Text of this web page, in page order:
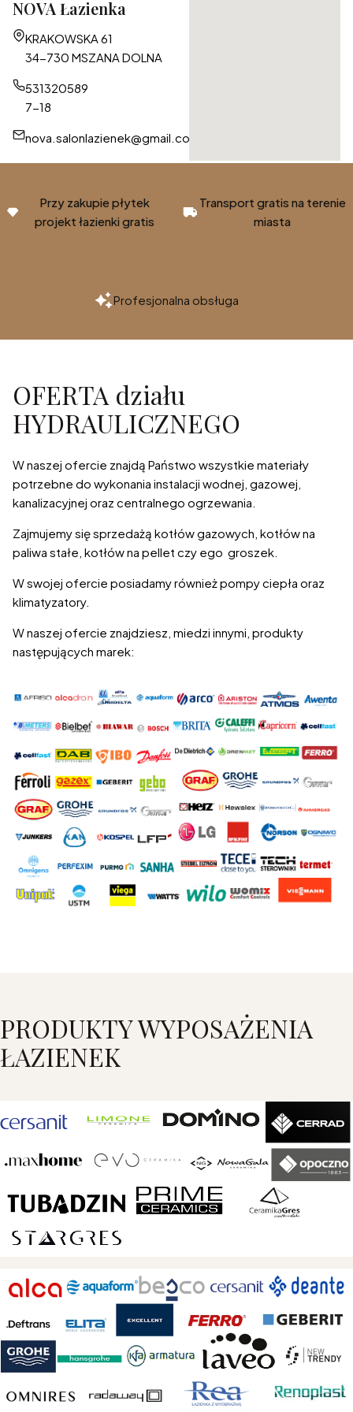
NOVA Łazienka
Adres:
KRAKOWSKA 61
34-730 MSZANA DOLNA
531320589
7-18
nova.salonlazienek@gmail.com
Przy zakupie płytek
projekt łazienki gratis
Transport gratis na terenie
miasta
Profesjonalna obsługa
OFERTA działu
HYDRAULICZNEGO
W naszej ofercie znajdą Państwo wszystkie materiały
potrzebne do wykonania instalacji wodnej, gazowej,
kanalizacyjnej oraz centralnego ogrzewania.
Zajmujemy się sprzedażą kotłów gazowych, kotłów na
paliwa stałe, kotłów na pellet czy ego groszek.
W swojej ofercie posiadamy również pompy ciepła oraz
klimatyzatory.
W naszej ofercie znajdziesz, miedzi innymi, produkty
następujących marek:
PRODUKTY WYPOSAŻENIA
ŁAZIENEK